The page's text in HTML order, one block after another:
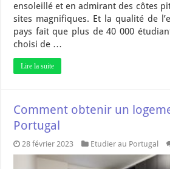
ensoleillé et en admirant des côtes
sites magnifiques. Et la qualité de
pays fait que plus de 40 000
choisi de …
Lire la suite
Comment obtenir un
Portugal
28 février 2023 Etudier au Portugal